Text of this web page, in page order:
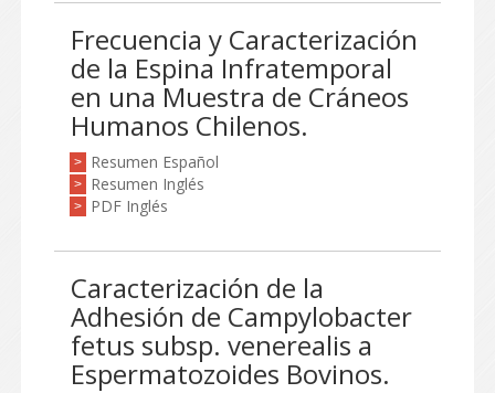
Frecuencia y Caracterización
de la Espina Infratemporal
en una Muestra de Cráneos
Humanos Chilenos.
> Resumen Español
> Resumen Inglés
> PDF Inglés
Caracterización de la
Adhesión de Campylobacter
fetus subsp. venerealis a
Espermatozoides Bovinos.